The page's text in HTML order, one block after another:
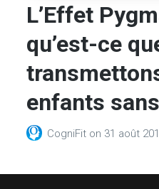
L’Effet
qu’est-ce
enfants
CogniFit on 31 août